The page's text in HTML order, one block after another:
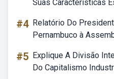
Suas Características
#4 Relatório Do
Pernambuco à
#5 Explique A Divisão
Do Capitalismo